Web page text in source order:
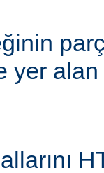
yer